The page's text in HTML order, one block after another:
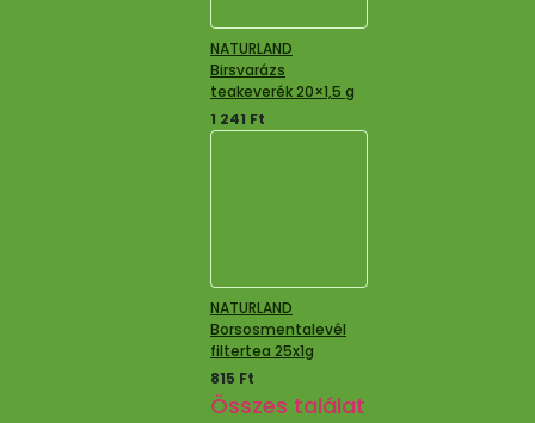
NATURLAND
Birsvarázs
teakeverék 20×1,5 g
1 241 Ft
NATURLAND
Borsosmentalevél
filtertea 25x1g
815 Ft
Összes találat